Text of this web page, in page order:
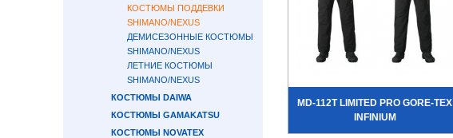
КОСТЮМЫ ПОДДЕВКИ
SHIMANO/NEXUS
ДЕМИСЕЗОННЫЕ КОСТЮМЫ
SHIMANO/NEXUS
ЛЕТНИЕ КОСТЮМЫ
SHIMANO/NEXUS
КОСТЮМЫ DAIWA
КОСТЮМЫ GAMAKATSU
КОСТЮМЫ NOVATEX
MD-112T LIMITED PRO GORE-TEX
INFINIUM